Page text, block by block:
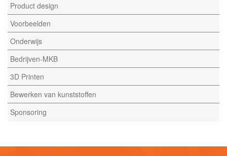
Product design
Voorbeelden
Onderwijs
Bedrijven-MKB
3D Printen
Bewerken van kunststoffen
Sponsoring